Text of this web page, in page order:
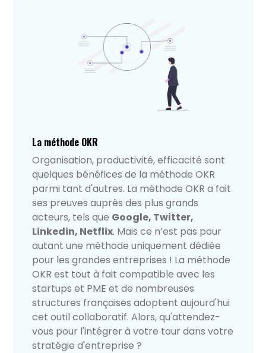
La méthode OKR
Organisation, productivité, efficacité sont
quelques bénéfices de la méthode OKR
parmi tant d'autres. La méthode OKR a fait
ses preuves auprès des plus grands
acteurs, tels que Google, Twitter,
Linkedin, Netflix. Mais ce n’est pas pour
autant une méthode uniquement dédiée
pour les grandes entreprises ! La méthode
OKR est tout à fait compatible avec les
startups et PME et de nombreuses
structures françaises adoptent aujourd'hui
cet outil collaboratif. Alors, qu'attendez-
vous pour l'intégrer à votre tour dans votre
stratégie d'entreprise ?